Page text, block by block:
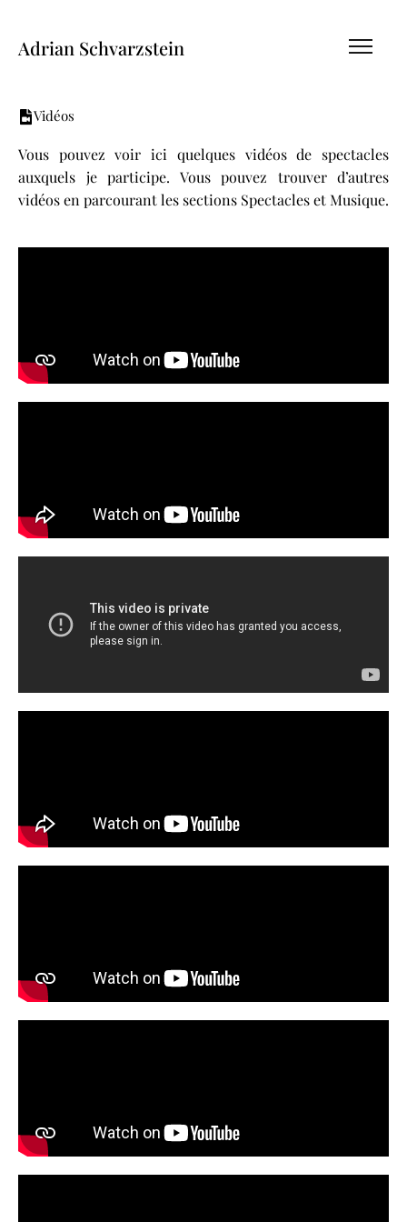
Adrian Schvarzstein
Vidéos
Vous pouvez voir ici quelques vidéos de spectacles
auxquels je participe. Vous pouvez trouver d’autres
vidéos en parcourant les sections Spectacles et Musique.